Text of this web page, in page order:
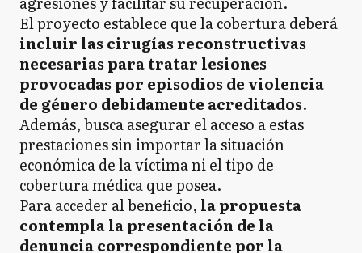
El proyecto establece que la cobertura deberá
incluir las cirugías reconstructivas
necesarias para tratar lesiones
provocadas por episodios de violencia
de género debidamente acreditados.
Además, busca asegurar el acceso a estas
prestaciones sin importar la situación
económica de la víctima ni el tipo de
cobertura médica que posea.
Para acceder al beneficio, la propuesta
contempla la presentación de la
denuncia correspondiente por la